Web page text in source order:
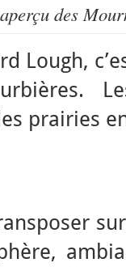
des
Lough,
prairies